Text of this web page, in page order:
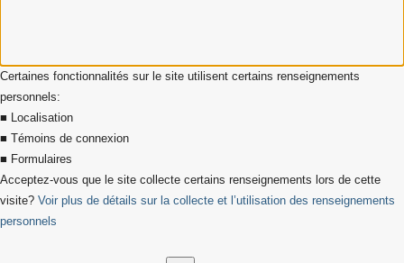
Certaines fonctionnalités sur le site utilisent certains renseignements
personnels:
■ Localisation
■ Témoins de connexion
■ Formulaires
Acceptez-vous que le site collecte certains renseignements lors de cette
visite? Voir plus de détails sur la collecte et l’utilisation des renseignements
personnels